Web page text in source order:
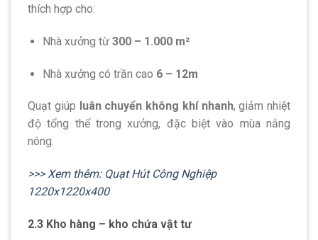
thích hợp cho:
Nhà xưởng từ 300 – 1.000 m²
Nhà xưởng có trần cao 6 – 12m
Quạt giúp luân chuyển không khí nhanh, giảm nhiệt
độ tổng thể trong xưởng, đặc biệt vào mùa nắng
nóng.
>>> Xem thêm: Quạt Hút Công Nghiệp
1220x1220x400
2.3 Kho hàng – kho chứa vật tư